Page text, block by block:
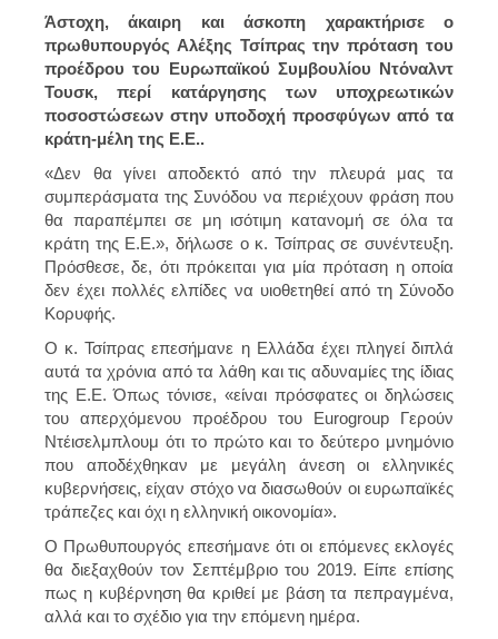
Άστοχη, άκαιρη και άσκοπη χαρακτήρισε ο
πρωθυπουργός Αλέξης Τσίπρας την πρόταση του
προέδρου του Ευρωπαϊκού Συμβουλίου Ντόναλντ
Τουσκ, περί κατάργησης των υποχρεωτικών
ποσοστώσεων στην υποδοχή προσφύγων από τα
κράτη-μέλη της Ε.Ε..
«Δεν θα γίνει αποδεκτό από την πλευρά μας τα
συμπεράσματα της Συνόδου να περιέχουν φράση που
θα παραπέμπει σε μη ισότιμη κατανομή σε όλα τα
κράτη της Ε.Ε.», δήλωσε ο κ. Τσίπρας σε συνέντευξη.
Πρόσθεσε, δε, ότι πρόκειται για μία πρόταση η οποία
δεν έχει πολλές ελπίδες να υιοθετηθεί από τη Σύνοδο
Κορυφής.
Ο κ. Τσίπρας επεσήμανε η Ελλάδα έχει πληγεί διπλά
αυτά τα χρόνια από τα λάθη και τις αδυναμίες της ίδιας
της Ε.Ε. Όπως τόνισε, «είναι πρόσφατες οι δηλώσεις
του απερχόμενου προέδρου του Eurogroup Γερούν
Ντέισελμπλουμ ότι το πρώτο και το δεύτερο μνημόνιο
που αποδέχθηκαν με μεγάλη άνεση οι ελληνικές
κυβερνήσεις, είχαν στόχο να διασωθούν οι ευρωπαϊκές
τράπεζες και όχι η ελληνική οικονομία».
Ο Πρωθυπουργός επεσήμανε ότι οι επόμενες εκλογές
θα διεξαχθούν τον Σεπτέμβριο του 2019. Είπε επίσης
πως η κυβέρνηση θα κριθεί με βάση τα πεπραγμένα,
αλλά και το σχέδιο για την επόμενη ημέρα.